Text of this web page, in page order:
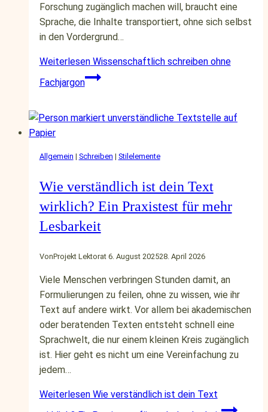
Forschung zugänglich machen will, braucht eine
Sprache, die Inhalte transportiert, ohne sich selbst
in den Vordergrund…
WeiterlesenWissenschaftlich schreiben ohne
Fachjargon
Allgemein | Schreiben | Stilelemente
Wie verständlich ist dein Text
wirklich? Ein Praxistest für mehr
Lesbarkeit
VonProjekt Lektorat 6. August 202528. April 2026
Viele Menschen verbringen Stunden damit, an
Formulierungen zu feilen, ohne zu wissen, wie ihr
Text auf andere wirkt. Vor allem bei akademischen
oder beratenden Texten entsteht schnell eine
Sprachwelt, die nur einem kleinen Kreis zugänglich
ist. Hier geht es nicht um eine Vereinfachung zu
jedem…
WeiterlesenWie verständlich ist dein Text